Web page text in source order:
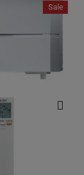
Sale